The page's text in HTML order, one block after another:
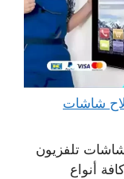
55880595 إصلاح شاشات
تلفزيون
أنواع